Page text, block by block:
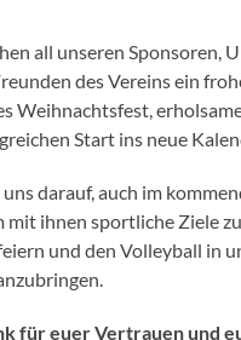
all unseren Sponsoren,
des Vereins ein
Weihnachtsfest,
Start ins neue
darauf, auch im
mit ihnen sportliche Ziele
und den Volleyball in
für euer Vertrauen und